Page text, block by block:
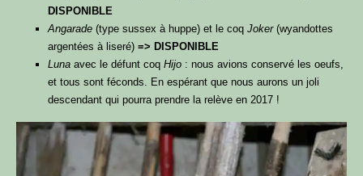
DISPONIBLE
Angarade (type sussex à huppe) et le coq Joker(wyandottes
argentées à liseré) => DISPONIBLE
Luna avec le défunt coq Hijo : nous avions conservé les oeufs,
et tous sont féconds. En espérant que nous aurons un joli
descendant qui pourra prendre la relève en 2017 !